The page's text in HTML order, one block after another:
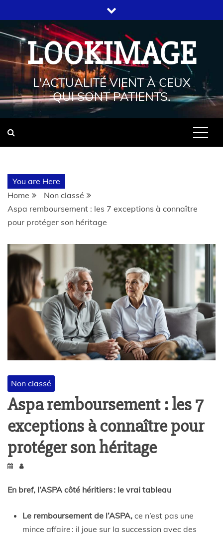
LOOKIMAGE
L'ACTUALITÉ VIENT À CEUX
QUI SONT PATIENTS.
You are Here
Home
Non classé
Aspa remboursement : les 7 exceptions à connaître
pour protéger son héritage
Non classé
Aspa remboursement : les 7
exceptions à connaître pour
protéger son héritage
En bref, l’ASPA côté héritiers : le vrai tableau
Le remboursement de l’ASPA, ce n’est pas une
mince affaire : il joue sur la succession avec des